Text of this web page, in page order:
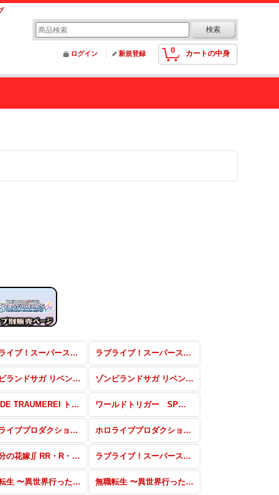
0 カートの中身
ログイン 新規登録
ラブライブ！スーパースター!! SP・RRR・SR ラブライブ！スーパースター!! RR・R・U・C・CR・CC
ゾンビランドサガ リベンジ SSP・SP・RRR・SR・PR ゾンビランドサガ リベンジ RR・R・U・C・CR・CC
D_CIDE TRAUMEREI トライアルデッキ＋ ワールドトリガー SP・TGR・SR・PR
ホロライブプロダクション RRR・SR・PR ホロライブプロダクション RR・R・U・C・CR・CC
五等分の花嫁∬ RR・R・U・C・CR・CC ラブライブ！スーパースター!! トライアルデッキ＋
無職転生 〜異世界行ったら本気だす〜 RR・R・U・C・CR・CC 無職転生 〜異世界行ったら本気だす〜 トライアルデッキ＋